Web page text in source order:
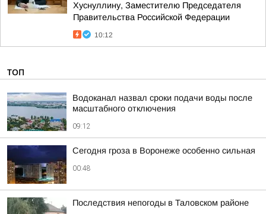
Хуснуллину, Заместителю Председателя
Правительства Российской Федерации
10:12
ТОП
Водоканал назвал сроки подачи воды после
масштабного отключения
09:12
Сегодня гроза в Воронеже особенно сильная
00:48
Последствия непогоды в Таловском районе